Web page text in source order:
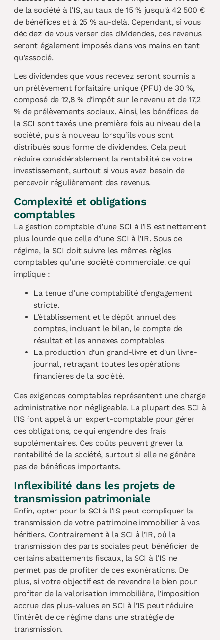
de la société à l’IS, au taux de 15 % jusqu’à 42 500 €
de bénéfices et à 25 % au-delà. Cependant, si vous
décidez de vous verser des dividendes, ces revenus
seront également imposés dans vos mains en tant
qu’associé.
Les dividendes que vous recevez seront soumis à
un prélèvement forfaitaire unique (PFU) de 30 %,
composé de 12,8 % d’impôt sur le revenu et de 17,2
% de prélèvements sociaux. Ainsi, les bénéfices de
la SCI sont taxés une première fois au niveau de la
société, puis à nouveau lorsqu’ils vous sont
distribués sous forme de dividendes. Cela peut
réduire considérablement la rentabilité de votre
investissement, surtout si vous avez besoin de
percevoir régulièrement des revenus.
Complexité et obligations
comptables
La gestion comptable d’une SCI à l’IS est nettement
plus lourde que celle d’une SCI à l’IR. Sous ce
régime, la SCI doit suivre les mêmes règles
comptables qu’une société commerciale, ce qui
implique :
La tenue d’une comptabilité d’engagement
stricte.
L’établissement et le dépôt annuel des
comptes, incluant le bilan, le compte de
résultat et les annexes comptables.
La production d’un grand-livre et d’un livre-
journal, retraçant toutes les opérations
financières de la société.
Ces exigences comptables représentent une charge
administrative non négligeable. La plupart des SCI à
l’IS font appel à un expert-comptable pour gérer
ces obligations, ce qui engendre des frais
supplémentaires. Ces coûts peuvent grever la
rentabilité de la société, surtout si elle ne génère
pas de bénéfices importants.
Inflexibilité dans les projets de
transmission patrimoniale
Enfin, opter pour la SCI à l’IS peut compliquer la
transmission de votre patrimoine immobilier à vos
héritiers. Contrairement à la SCI à l’IR, où la
transmission des parts sociales peut bénéficier de
certains abattements fiscaux, la SCI à l’IS ne
permet pas de profiter de ces exonérations. De
plus, si votre objectif est de revendre le bien pour
profiter de la valorisation immobilière, l’imposition
accrue des plus-values en SCI à l’IS peut réduire
l’intérêt de ce régime dans une stratégie de
transmission.